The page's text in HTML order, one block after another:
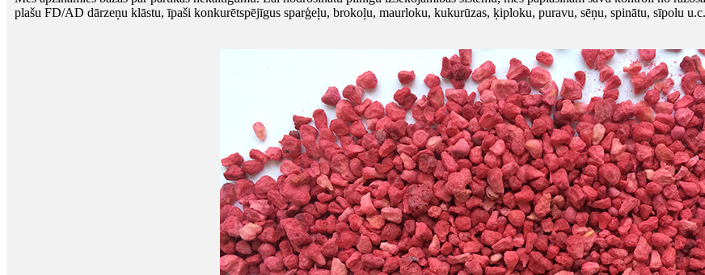
plašu FD/AD dārzeņu klāstu, īpaši konkurētspējīgus sparģeļu, brokoļu, maurloku, kukurūzas, ķiploku, puravu, sēņu, spinātu, sīpolu